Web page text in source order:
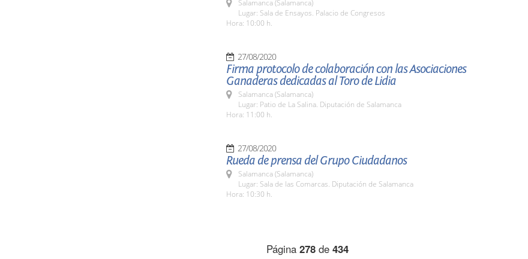
Salamanca (Salamanca)
Lugar: Sala de Ensayos. Palacio de Congresos
Hora: 10:00 h.
27/08/2020
Firma protocolo de colaboración con las Asociaciones
Ganaderas dedicadas al Toro de Lidia
Salamanca (Salamanca)
Lugar: Patio de La Salina. Diputación de Salamanca
Hora: 11:00 h.
27/08/2020
Rueda de prensa del Grupo Ciudadanos
Salamanca (Salamanca)
Lugar: Sala de las Comarcas. Diputación de Salamanca
Hora: 10:30 h.
Página 278de 434